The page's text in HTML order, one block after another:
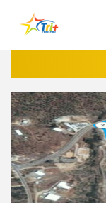
Button used